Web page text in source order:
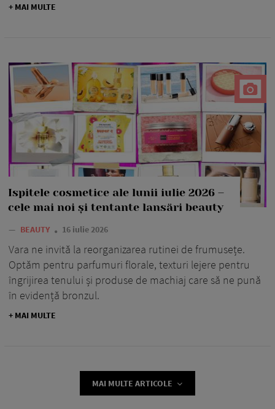
+ MAI MULTE
Ispitele cosmetice ale lunii iulie 2026 –
cele mai noi și tentante lansări beauty
— BEAUTY 16 iulie 2026
Vara ne invită la reorganizarea rutinei de frumusețe.
Optăm pentru parfumuri florale, texturi lejere pentru
îngrijirea tenului și produse de machiaj care să ne pună
în evidență bronzul.
+ MAI MULTE
MAI MULTE ARTICOLE